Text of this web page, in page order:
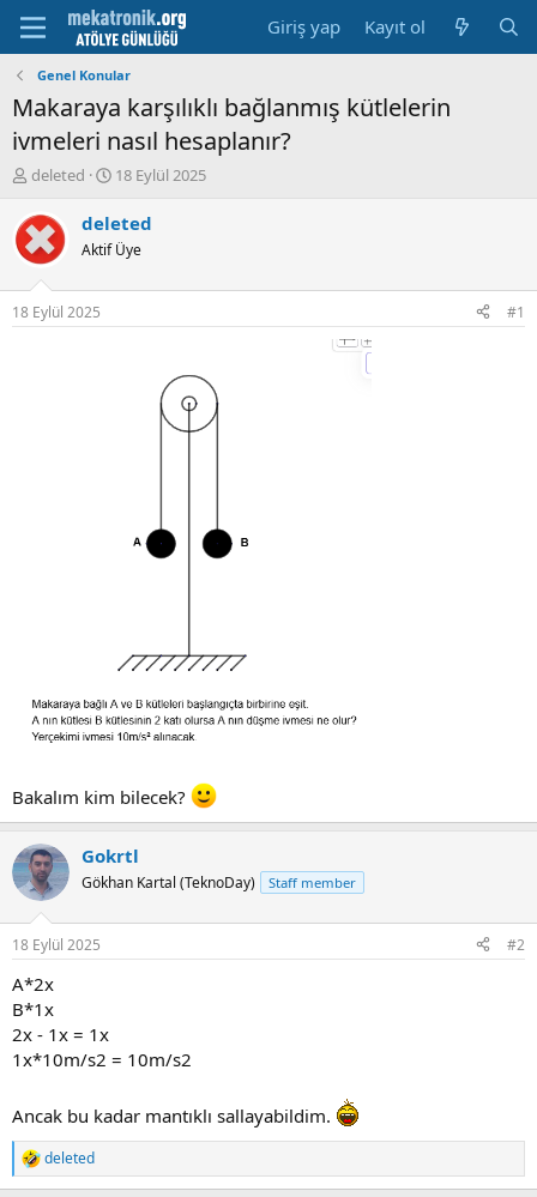
Giriş yap Kayıt ol
Genel Konular
Makaraya karşılıklı bağlanmış kütlelerin
ivmeleri nasıl hesaplanır?
K
n
u
y
u
b
a
deleted
B
ş
a
t
18 Eylül 2025
deleted
Aktif Üye
18 Eylül 2025 #1
Bakalım kim bilecek?
Gokrtl
Gökhan Kartal (TeknoDay) Staff member
18 Eylül 2025 #2
A*2x
B*1x
2x - 1x = 1x
1x*10m/s2 = 10m/s2
Ancak bu kadar mantıklı sallayabildim.
R
e
deleted